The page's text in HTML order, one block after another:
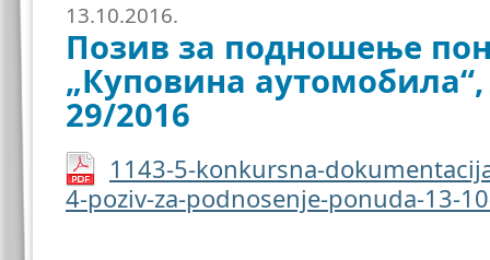
13.10.2016.
Позив за подношење
„Куповина аутомобила“,
29/2016
1143-5-konkursna-
4-poziv-za-podnosenje-ponuda-13-